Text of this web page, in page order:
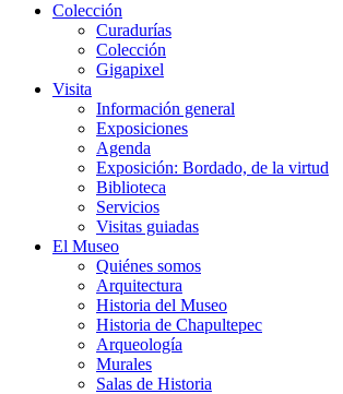
Colección
Curadurías
Colección
Gigapixel
Visita
Información general
Exposiciones
Agenda
Exposición: Bordado, de la virtud
Biblioteca
Servicios
Visitas guiadas
El Museo
Quiénes somos
Arquitectura
Historia del Museo
Historia de Chapultepec
Arqueología
Murales
Salas de Historia